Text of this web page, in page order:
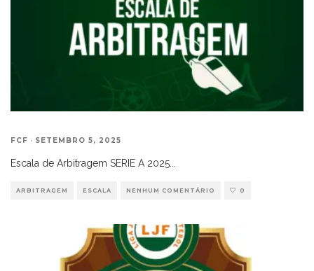
FCF · SETEMBRO 5, 2025
Escala de Arbitragem SERIE A 2025
ARBITRAGEM ESCALA NENHUM COMENTÁRIO 0